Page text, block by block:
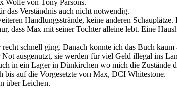
das Verständnis auch nicht notwendig.
Handlungsstrände, keine anderen
dass Max mit seiner Tochter alleine lebt. Eine
schnell ging. Danach konnte ich das Buch kaum
ausgenutzt, sie werden für viel Geld illegal ins
in ein Lager in Dünkirchen wo mich die Zustände
bis auf die Vorgesetzte von Max, DCI Whitestone.
über Leichen.